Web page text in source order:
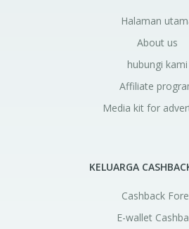
Halaman
About us
hubungi kami
Affiliate
Media kit for
KELUARGA
Cashback
E-wallet